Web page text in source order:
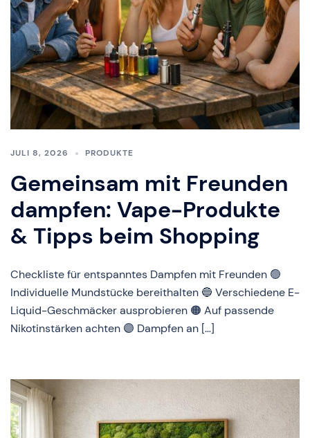
JULI 8, 2026 PRODUKTE
Gemeinsam mit Freunden
dampfen: Vape-Produkte
& Tipps beim Shopping
Checkliste für entspanntes Dampfen mit Freunden 🟢
Individuelle Mundstücke bereithalten 🔵 Verschiedene E-
Liquid-Geschmäcker ausprobieren 🟠 Auf passende
Nikotinstärken achten 🟣 Dampfen an […]